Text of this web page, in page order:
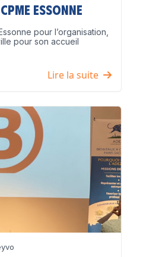
Essonne
pour l’organisation,
pour son accueil
Lire la suite